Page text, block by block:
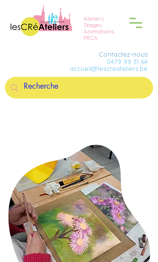
Ateliers
Stages
Animations
PECA
Contactez-nous
0479 99 31 64
accueil@lescreateliers.be